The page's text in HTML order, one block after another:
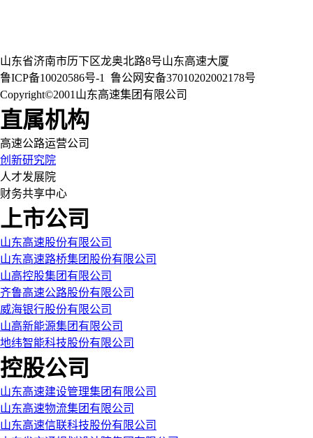
山东省济南市历下区龙奥北路8号山东高速大厦
鲁ICP备10020586号-1
鲁公网安备37010202002178号
Copyright©2001山东高速集团有限公司
直属机构
高速公路运营公司
创新研究院
人才发展院
财务共享中心
上市公司
山东高速股份有限公司
山东高速路桥集团股份有限公司
山高控股集团有限公司
齐鲁高速公路股份有限公司
威海银行股份有限公司
山高新能源集团有限公司
地纬智能科技股份有限公司
控股公司
山东高速建设管理集团有限公司
山东高速物流集团有限公司
山东高速信联科技股份有限公司